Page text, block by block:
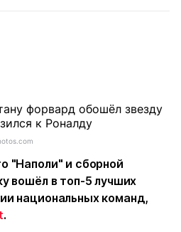
"Наполи" и сборной
вошёл в топ-5 лучших
национальных команд,
.